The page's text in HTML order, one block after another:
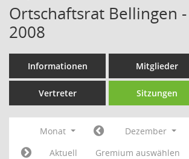
Ortschaftsrat Bellingen
2008
Informationen Mitglieder
Vertreter Sitzungen
Monat Dezember
Aktuell
Gremium auswählen